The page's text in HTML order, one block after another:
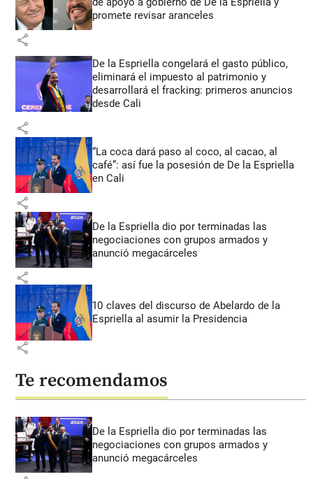
promete revisar aranceles
share
De la Espriella congelará el gasto público,
eliminará el impuesto al patrimonio y
desarrollará el fracking: primeros anuncios
desde Cali
share
“La coca dará paso al coco, al cacao, al
café”: así fue la posesión de De la Espriella
en Cali
share
De la Espriella dio por terminadas las
negociaciones con grupos armados y
anunció megacárceles
share
10 claves del discurso de Abelardo de la
Espriella al asumir la Presidencia
share
Te recomendamos
De la Espriella dio por terminadas las
negociaciones con grupos armados y
anunció megacárceles